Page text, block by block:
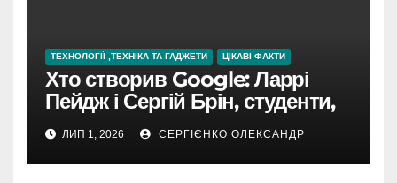
ТЕХНОЛОГІЇ ,ТЕХНІКА ТА ГАДЖЕТИ ЦІКАВІ ФАКТИ
Хто створив Google: Ларрі
Пейдж і Сергій Брін, студенти,
чия ідея підкорила інтернет
ЛИП 1, 2026 СЕРГІЄНКО ОЛЕКСАНДР